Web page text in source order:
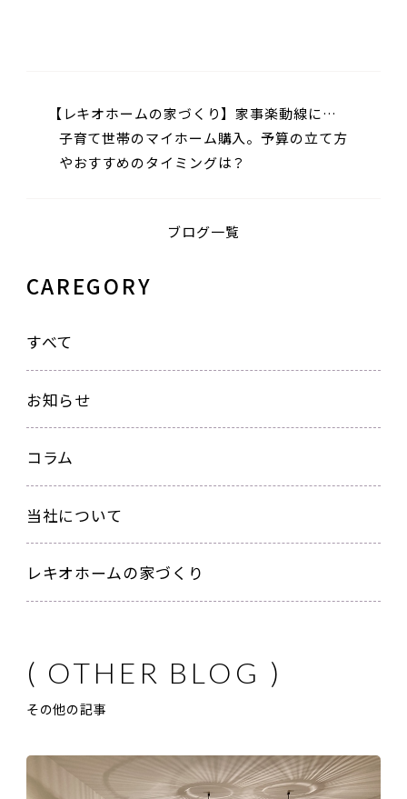
【レキオホームの家づくり】家事楽動線にこ
だわった夫婦で暮らす平屋の住まい
ブログ一覧
子育て世帯のマイホーム購入。予算の立て方
やおすすめのタイミングは？
CAREGORY
すべて
お知らせ
コラム
当社について
レキオホームの家づくり
その他の記事